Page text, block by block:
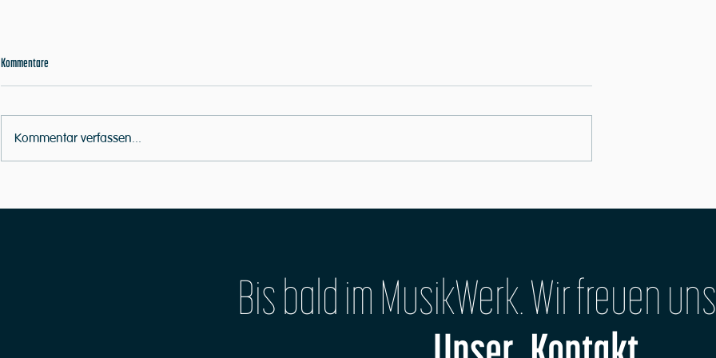
Das MusikWerk ist eine große Band
Kommentare
Kommentar verfassen...
Bis bald im MusikWerk. Wir freuen